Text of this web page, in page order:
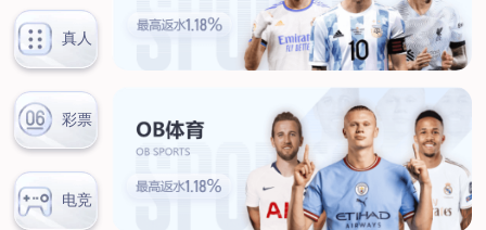
行业资讯
联系我们
联系方式
客户留言